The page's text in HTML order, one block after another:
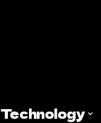
Technology